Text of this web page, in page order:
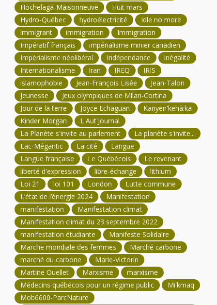
Hochelaga-Maisonneuve
Huit mars
Hydro-Québec
hydroélectricité
Idle no more
immigrant
immigration
Immigration
Impératif français
impérialisme minier canadien
Impérialisme néolibéral
Indépendance
inégalité
Internationalisme
Iran IREQ
IRIS
islamophobie
Jean-François Lisée
Jean-Talon
Jeunesse
Jeux olympiques de Milan-Cortina
Jour de la terre
Joyce Echaguan
Kanyen'kehà:ka
Kinder Morgan
L'Aut'Journal
La Planète s'invite au parlement
La planète s'invite...
Lac-Mégantic
Laïcité
Langue
Langue française
Le Québécois
Le revenant
liberté d'expression
libre-échange
lithium
Loi 21
loi 101 London
Lutte commune
L’état de l’énergie 2024
Manifestation
manifestation
Manifestation climat
Manifestation climat du 23 septembre 2022
manifestation étudiante
Manifeste Solidaire
Marche mondiale des femmes
Marché carbone
marché du carbone
Marie-Victorin
Martine Ouellet
Marxisme
marxisme
Médecins québécois pour un régime public
Mi'kmaq
Mob6600-ParcNature